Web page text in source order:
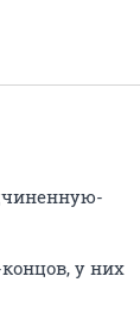
у них